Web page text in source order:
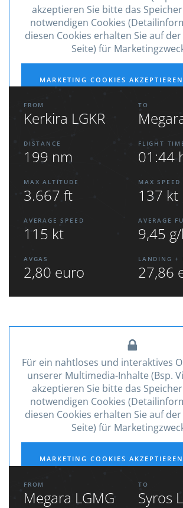
akzeptieren Sie bitte das
notwendigen Cookies
diesen Cookies erhalten Sie auf
Seite) für
MARKETING COOKIES AKZEPTIEREN
FROM
Kerkira LGKR
TO
DISTANCE
199 nm
FLIGHT
01:44
MAX ALTITUDE
3.667 ft
MAX SPEED
137 kt
AVERAGE SPEED
115 kt
AVERAGE
9,45
AVGAS
2,80 euro
LANDING +
27,86
Für ein nahtloses und interaktives
unserer Multimedia-Inhalte (Bsp.
akzeptieren Sie bitte das
notwendigen Cookies
diesen Cookies erhalten Sie auf
Seite) für
MARKETING COOKIES AKZEPTIEREN
FROM
Megara LGMG
TO
Syros